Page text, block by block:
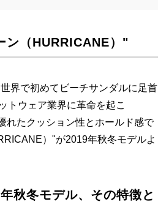
ン（HURRICANE）"
界で初めてビーチサンダルに足首
トウェア業界に革命を起こ
れたクッション性とホールド感で
）"が2019年秋冬モデルよ
秋冬モデル、その特徴と